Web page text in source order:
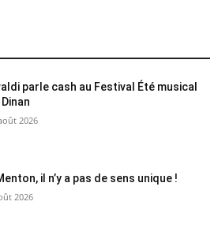
parle cash au Festival Été musical
2026
il n’y a pas de sens unique !
2026